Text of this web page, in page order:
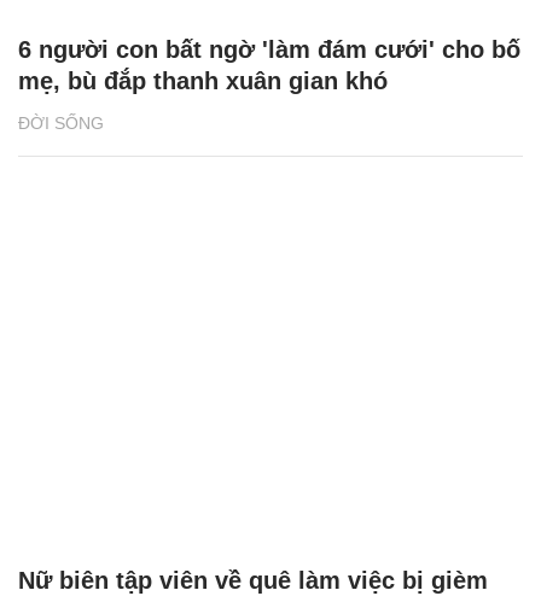
ĐỜI SỐNG
6 người con bất ngờ 'làm đám cưới' cho bố
mẹ, bù đắp thanh xuân gian khó
Nữ biên tập viên về quê làm việc bị gièm